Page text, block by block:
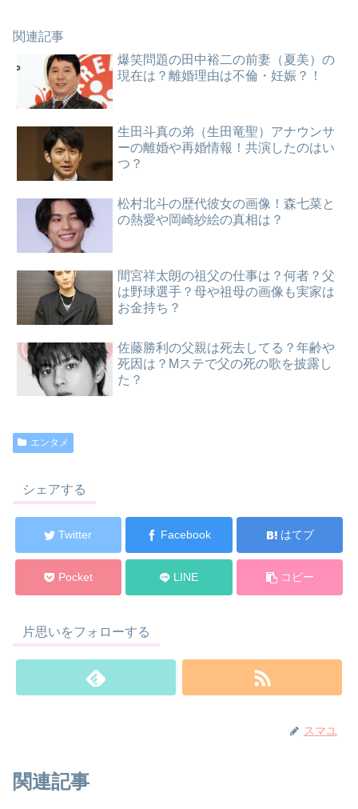
関連記事
爆笑問題の田中裕二の前妻（夏美）の
現在は？離婚理由は不倫・妊娠？！
生田斗真の弟（生田竜聖）アナウンサ
ーの離婚や再婚情報！共演したのはい
つ？
松村北斗の歴代彼女の画像！森七菜と
の熱愛や岡崎紗絵の真相は？
間宮祥太朗の祖父の仕事は？何者？父
は野球選手？母や祖母の画像も実家は
お金持ち？
佐藤勝利の父親は死去してる？年齢や
死因は？Mステで父の死の歌を披露し
た？
エンタメ
シェアする
Twitter Facebook はてブ
Pocket LINE コピー
片思いをフォローする
スマユ
関連記事